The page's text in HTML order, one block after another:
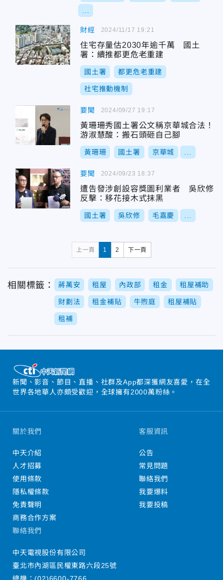
財經
住宅存量估2030年逾千萬 國土
署：續推都更危老重建
國土署 都更危老重建
社宅推動機制
2024/11/17 19:21
要聞
黃珊珊秀國土署公文稱京華城合法！
游淑慧酸：搬石頭砸自己腳
黃珊珊 國土署 京華城
2024/09/27 19:17
要聞
遭告發涉創設容獎圖利業者 吳欣修
反擊：移花接木式抹黑
國土署 吳欣修 毛嘉慶
2024/09/23 18:37
上一頁 1 2 下一頁
相關標籤： 蔣萬安 租屋 內政部 租金 租屋補助
財劃法 租金補貼 牛煦庭 租屋補貼
租補
新聞、影音、節目、直播、社群及App都深獲網友喜愛，在全
世界各地華人亦頗受歡迎，全球擁有2000萬粉絲。
關於我們
中天介紹
人才招募
使用條款
隱私權條款
免責聲明
商務合作方案
客服資訊
公告
常見問題
聯絡我們
我要爆料
我要投稿
聯絡我們
中天電視股份有限公司
臺北市內湖區民權東路六段25號